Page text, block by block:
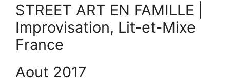
STREET ART EN FAMILLE |
Improvisation, Lit-et-Mixe
France
Aout 2017